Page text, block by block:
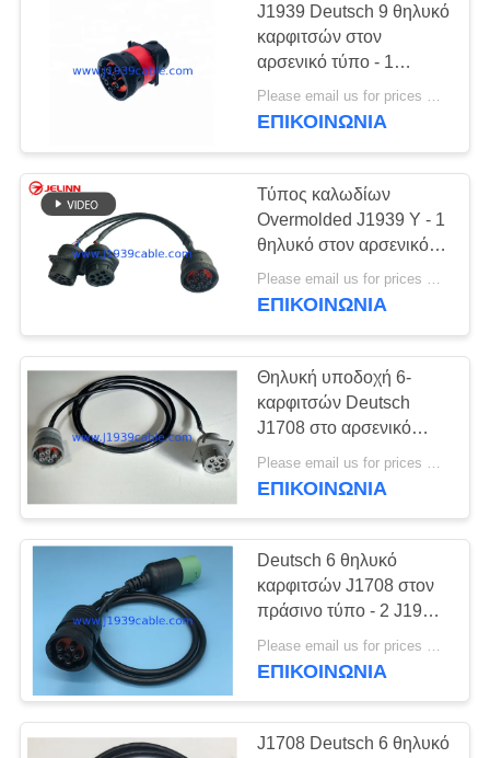
J1939 Deutsch 9 θηλυκό
καρφιτσών στον
αρσενικό τύπο - 1
τετραγωνικός
προσαρμοστής
Please email us for prices MOQ:100 τεμ
ΕΠΙΚΟΙΝΩΝΊΑ
Τύπος καλωδίων
Overmolded J1939 Υ - 1
θηλυκό στον αρσενικό
συνδετήρα DC300V 5M
ohm/10ms
Please email us for prices MOQ:100 PC
ΕΠΙΚΟΙΝΩΝΊΑ
Θηλυκή υποδοχή 6-
καρφιτσών Deutsch
J1708 στο αρσενικό
καλώδιο δοχείων 6-
καρφιτσών
ΕΠΙΚΟΙΝΩΝΊΑ
Deutsch 6 θηλυκό
καρφιτσών J1708 στον
πράσινο τύπο - 2 J1939
Deutsch 9 αρσενικό
καλώδιο καρφιτσών
Please email us for prices MOQ:100 τεμ
ΕΠΙΚΟΙΝΩΝΊΑ
J1708 Deutsch 6 θηλυκό